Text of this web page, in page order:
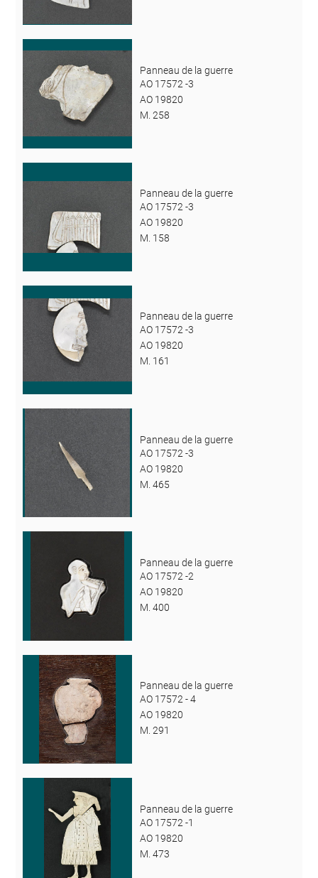
Panneau de la guerre
AO 17572 -3
AO 19820
M. 258
Panneau de la guerre
AO 17572 -3
AO 19820
M. 158
Panneau de la guerre
AO 17572 -3
AO 19820
M. 161
Panneau de la guerre
AO 17572 -3
AO 19820
M. 465
Panneau de la guerre
AO 17572 -2
AO 19820
M. 400
Panneau de la guerre
AO 17572 - 4
AO 19820
M. 291
Panneau de la guerre
AO 17572 -1
AO 19820
M. 473